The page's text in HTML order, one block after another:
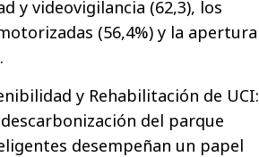
y videovigilancia (62,3), los
(56,4%) y la apertura
y Rehabilitación de UCI:
del parque
desempeñan un papel